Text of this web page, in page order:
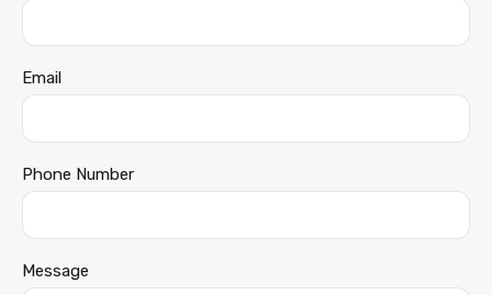
Email
Phone Number
Message